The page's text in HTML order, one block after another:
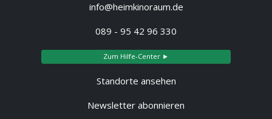
info@heimkinoraum.de
089 - 95 42 96 330
Zum Hilfe-Center ►
Standorte ansehen
Newsletter abonnieren